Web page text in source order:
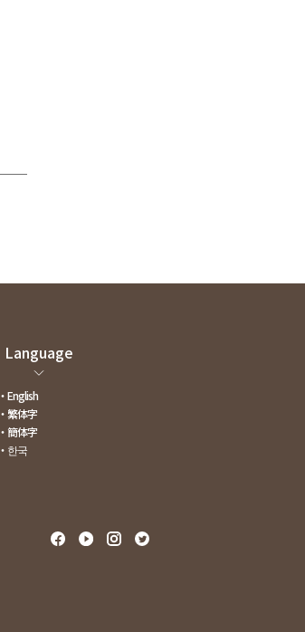
Language
・English
・繁体字
・簡体字
・한국